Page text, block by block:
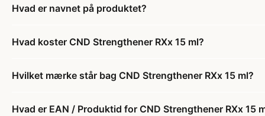
Hvad er navnet på produktet?
Hvad koster CND Strengthener RXx 15 ml?
Hvilket mærke står bag CND Strengthener RXx 15 ml?
Hvad er EAN / Produktid for CND Strengthener RXx 15